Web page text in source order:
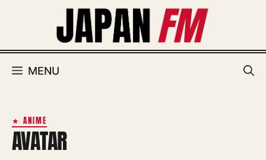
MENU
★ ANIME
AVATAR